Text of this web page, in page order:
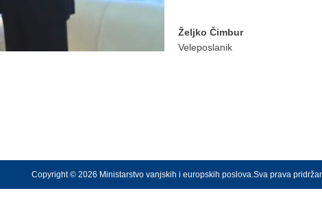
Željko Čimbur
Veleposlanik
Copyright © 2026 Ministarstvo vanjskih i europskih poslova.Sva prava